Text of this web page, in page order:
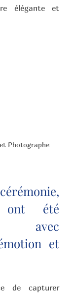
élégante et
Photographe
été
avec
et
de capturer